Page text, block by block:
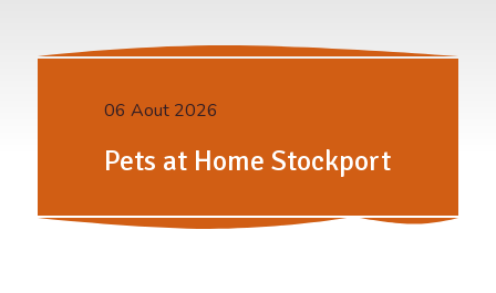
06 Aout 2026
Pets at Home Stockport